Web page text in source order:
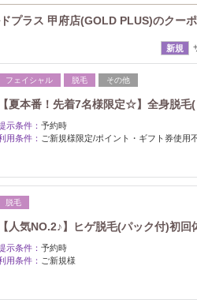
プラス 甲府店(GOLD PLUS)のクー
新規
フェイシャル 脱毛 その他
【夏本番！先着7名様限定☆】全身脱
示条件： 予約時
用条件： ご新規様限定/ポイント・ギフト券使用
脱毛
【人気NO.2♪】ヒゲ脱毛(パック付)初
示条件： 予約時
用条件： ご新規様